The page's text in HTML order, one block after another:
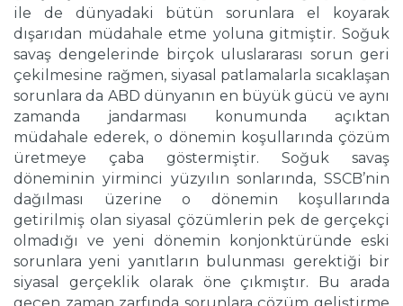
ile de dünyadaki bütün sorunlara el koyarak
dışarıdan müdahale etme yoluna gitmiştir. Soğuk
savaş dengelerinde birçok uluslararası sorun geri
çekilmesine rağmen, siyasal patlamalarla sıcaklaşan
sorunlara da ABD dünyanın en büyük gücü ve aynı
zamanda jandarması konumunda açıktan
müdahale ederek, o dönemin koşullarında çözüm
üretmeye çaba göstermiştir. Soğuk savaş
döneminin yirminci yüzyılın sonlarında, SSCB’nin
dağılması üzerine o dönemin koşullarında
getirilmiş olan siyasal çözümlerin pek de gerçekçi
olmadığı ve yeni dönemin konjonktüründe eski
sorunlara yeni yanıtların bulunması gerektiği bir
siyasal gerçeklik olarak öne çıkmıştır. Bu arada